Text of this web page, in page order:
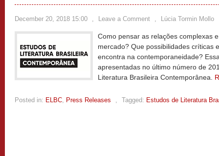
December 20, 2018 15:00 , Leave a Comment , Lúcia Tormin Mollo
Como pensar as relações complexas
mercado? Que possibilidades críticas
encontra na contemporaneidade?
apresentadas no último número de
Literatura Brasileira Contemporânea.
Posted in: ELBC, Press Releases , Tagged: Estudos de Literatura